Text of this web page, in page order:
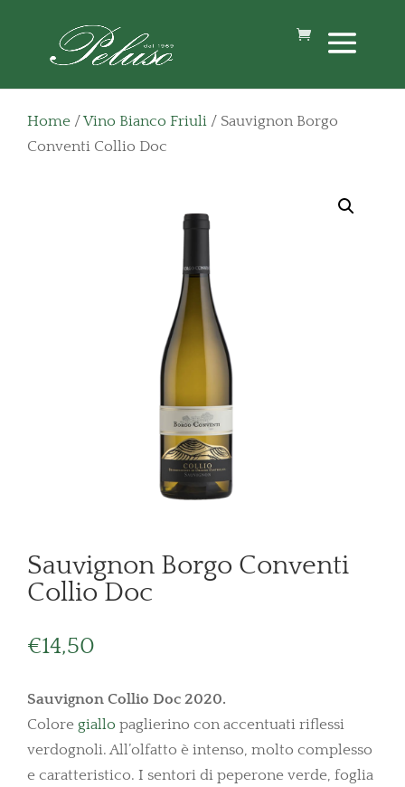
Home /Vino Bianco Friuli / Sauvignon Borgo
Conventi Collio Doc
Sauvignon Borgo Conventi
Collio Doc
€14,50
Sauvignon Collio Doc 2020.
Colore giallo paglierino con accentuati riflessi
verdognoli. All’olfatto è intenso, molto complesso
e caratteristico. I sentori di peperone verde, foglia